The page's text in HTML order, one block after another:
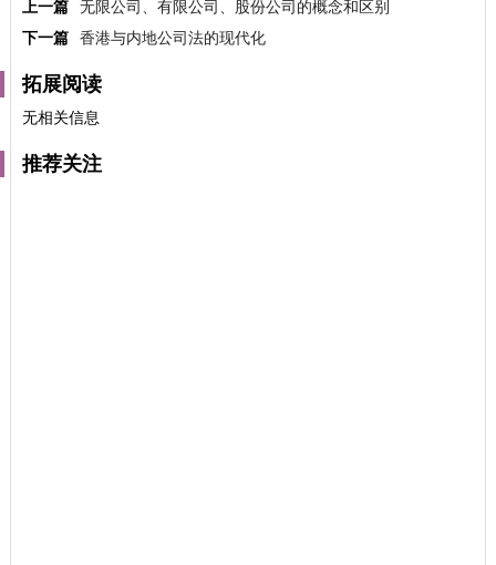
上一篇
无限公司、有限公司、股份公司的概念和区别
下一篇
香港与内地公司法的现代化
拓展阅读
无相关信息
推荐关注